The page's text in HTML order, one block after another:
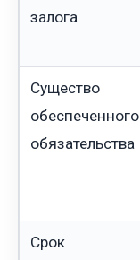
залога
Существо
обеспеченного
обязательства
Срок